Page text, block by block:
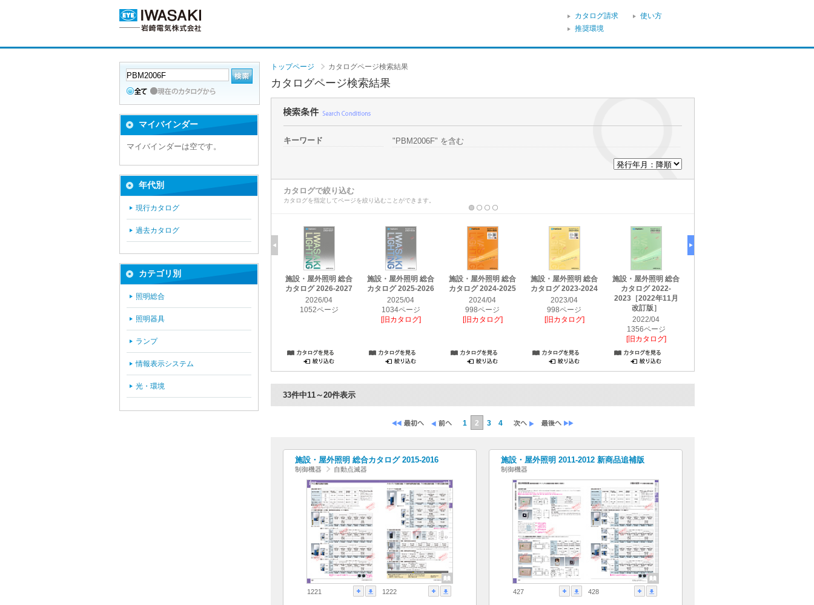
カタログ請求
使い方
推奨環境
トップページ カタログページ検索結果
カタログページ検索結果
キーワード "PBM2006F" を含む
カタログで絞り込む
カタログを指定してページを絞り込むことができます。
施設・屋外照明 総合
カタログ 2026-2027
2026/04
1052ページ
施設・屋外照明 総合
カタログ 2025-2026
2025/04
1034ページ
[旧カタログ]
施設・屋外照明 総合
カタログ 2024-2025
2024/04
998ページ
[旧カタログ]
施設・屋外照明 総合
カタログ 2023-2024
2023/04
998ページ
[旧カタログ]
施設・屋外照明 総合
カタログ 2022-
2023［2022年11月
改訂版］
2022/04
1356ページ
[旧カタログ]
33件中11～20件表示
1 2 3 4
施設・屋外照明 総合カタログ 2015-2016
制御機器 自動点滅器
1221 1222
施設・屋外照明 2011-2012 新商品追補版
制御機器
427 428
マイバインダー
マイバインダーは空です。
年代別
現行カタログ
過去カタログ
カテゴリ別
照明総合
照明器具
ランプ
情報表示システム
光・環境